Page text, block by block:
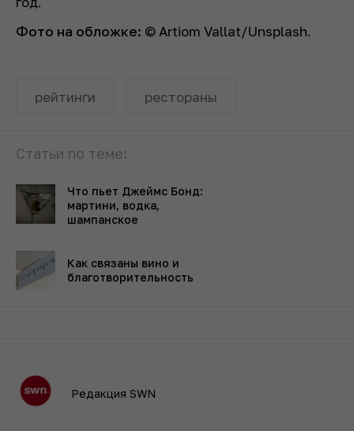
Фото на обложке: © Artiom Vallat/Unsplash.
рейтинги рестораны
Статьи по теме:
Что пьет Джеймс Бонд:
мартини, водка,
шампанское
Как связаны вино и
благотворительность
Редакция SWN